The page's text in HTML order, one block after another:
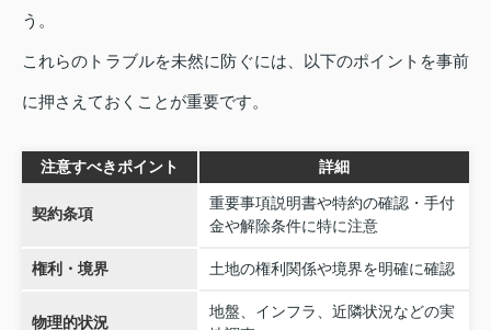
う。
これらのトラブルを未然に防ぐには、以下のポイントを事前
に押さえておくことが重要です。
注意すべきポイント 詳細
契約条項
重要事項説明書や特約の確認・手付
金や解除条件に特に注意
権利・境界 土地の権利関係や境界を明確に確認
物理的状況
地盤、インフラ、近隣状況などの実